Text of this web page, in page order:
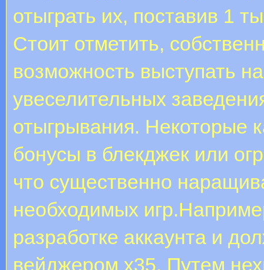
отыграть их, поставив 1
Стоит отметить,
возможность выступать
увеселительных
отыгрывания. Некоторые
бонусы в блекджек или
что существенно
необходимых
разработке аккаунта и
вейджером х35. Путем